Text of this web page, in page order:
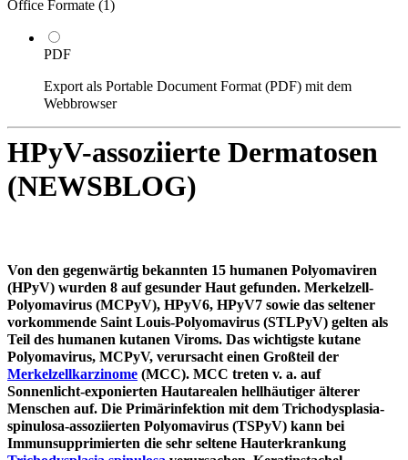
Office Formate (1)
PDF
Export als Portable Document Format (PDF) mit dem
Webbrowser
HPyV-assoziierte Dermatosen
(NEWSBLOG)
Von den gegenwärtig bekannten 15 humanen Polyomaviren
(HPyV) wurden 8 auf gesunder Haut gefunden. Merkelzell-
Polyomavirus (MCPyV), HPyV6, HPyV7 sowie das seltener
vorkommende Saint Louis-Polyomavirus (STLPyV) gelten als
Teil des humanen kutanen Viroms. Das wichtigste kutane
Polyomavirus, MCPyV, verursacht einen Großteil der
Merkelzellkarzinome (MCC). MCC treten v. a. auf
Sonnenlicht-exponierten Hautarealen hellhäutiger älterer
Menschen auf. Die Primärinfektion mit dem Trichodysplasia-
spinulosa-assoziierten Polyomavirus (TSPyV) kann bei
Immunsupprimierten die sehr seltene Hauterkrankung